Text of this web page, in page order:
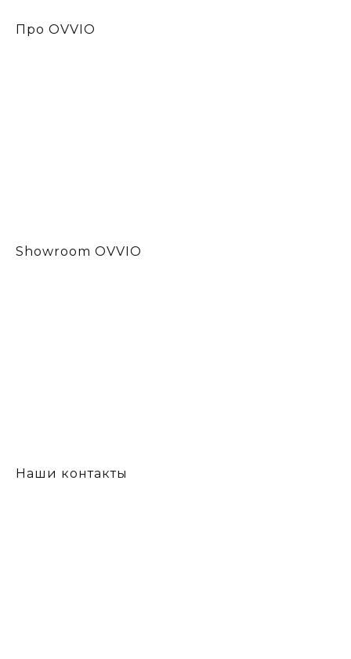
Про OVVIO
Showroom OVVIO
Наши контакты